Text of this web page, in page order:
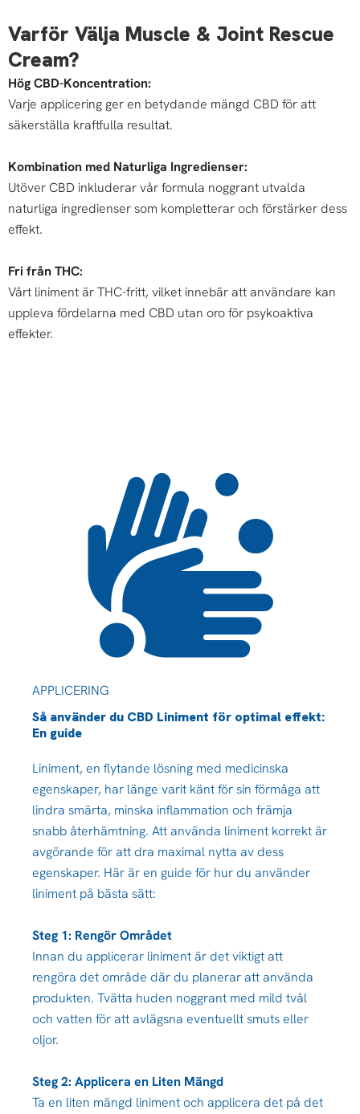
Varför Välja Muscle & Joint Rescue
Cream?
Hög CBD-Koncentration:
Varje applicering ger en betydande mängd CBD för att
säkerställa kraftfulla resultat.
Kombination med Naturliga Ingredienser:
Utöver CBD inkluderar vår formula noggrant utvalda
naturliga ingredienser som kompletterar och förstärker dess
effekt.
Fri från THC:
Vårt liniment är THC-fritt, vilket innebär att användare kan
uppleva fördelarna med CBD utan oro för psykoaktiva
effekter.
APPLICERING
Så använder du CBD Liniment för optimal effekt:
En guide
Liniment, en flytande lösning med medicinska
egenskaper, har länge varit känt för sin förmåga att
lindra smärta, minska inflammation och främja
snabb återhämtning. Att använda liniment korrekt är
avgörande för att dra maximal nytta av dess
egenskaper. Här är en guide för hur du använder
liniment på bästa sätt:
Steg 1: Rengör Området
Innan du applicerar liniment är det viktigt att
rengöra det område där du planerar att använda
produkten. Tvätta huden noggrant med mild tvål
och vatten för att avlägsna eventuellt smuts eller
oljor.
Steg 2: Applicera en Liten Mängd
Ta en liten mängd liniment och applicera det på det